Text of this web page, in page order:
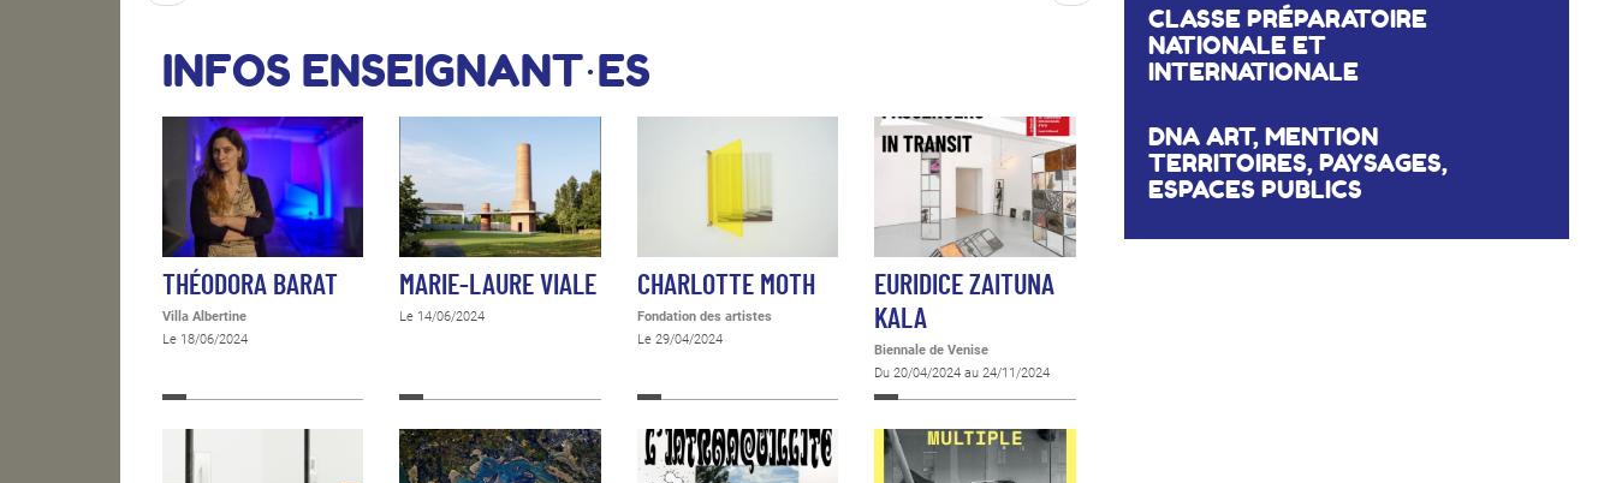
INFOS ENSEIGNANT·ES
THÉODORA BARAT
Villa Albertine
Le 18/06/2024
MARIE-LAURE VIALE
Le 14/06/2024
CHARLOTTE MOTH
Fondation des artistes
Le 29/04/2024
EURIDICE ZAITUNA
KALA
Biennale de Venise
Du 20/04/2024 au 24/11/2024
CLASSE PRÉPARATOIRE
NATIONALE ET
INTERNATIONALE
DNA ART, MENTION
TERRITOIRES, PAYSAGES,
ESPACES PUBLICS